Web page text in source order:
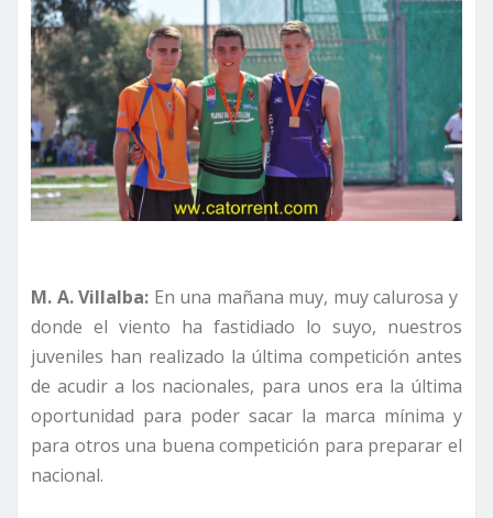
M. A. Villalba: En una mañana muy, muy calurosa y
donde el viento ha fastidiado lo suyo, nuestros
juveniles han realizado la última competición antes
de acudir a los nacionales, para unos era la última
oportunidad para poder sacar la marca mínima y
para otros una buena competición para preparar el
nacional.